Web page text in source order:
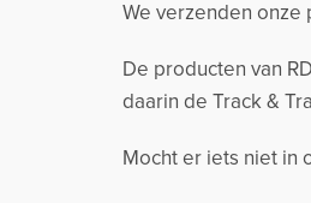
We verzenden
De producten van
daarin de Track &
Mocht er iets niet in